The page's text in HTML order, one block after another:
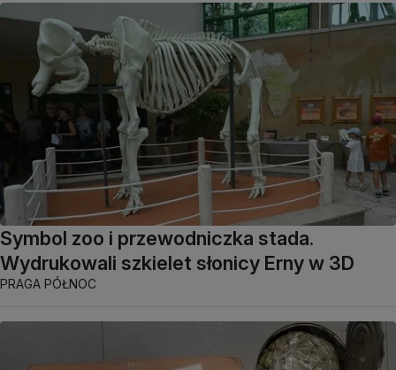
Symbol zoo i przewodniczka stada.
Wydrukowali szkielet słonicy Erny w 3D
PRAGA PÓŁNOC